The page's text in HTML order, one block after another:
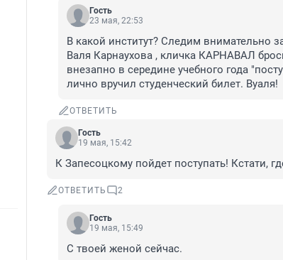
Гость
23 мая, 22:53
В какой институт? Следим внимательно
Валя Карнаухова , кличка КАРНАВАЛ
внезапно в середине учебного года
лично вручил студенческий билет. Вуаля!
ОТВЕТИТЬ
Гость
19 мая, 15:42
К Запесоцкому пойдет поступать! Кстати,
ОТВЕТИТЬ 2
Гость
19 мая, 15:49
С твоей женой сейчас.